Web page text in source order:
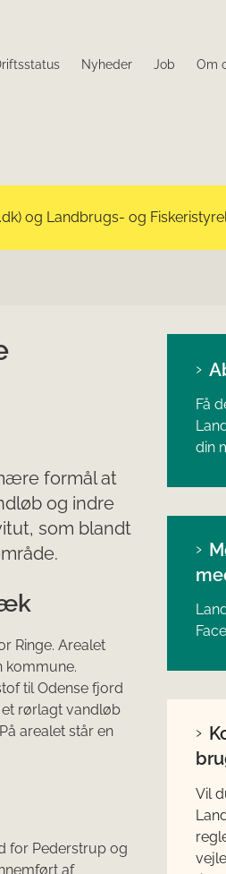
Nyheder Job Om
og Landbrugs- og
formål at
og indre
som blandt
Ringe. Arealet
kommune.
til Odense fjord
rørlagt vandløb
arealet står en
for Pederstrup og
af
Få
din
Vil